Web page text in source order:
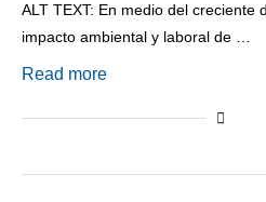
ALT TEXT: En medio del creciente
impacto ambiental y laboral de …
Read more